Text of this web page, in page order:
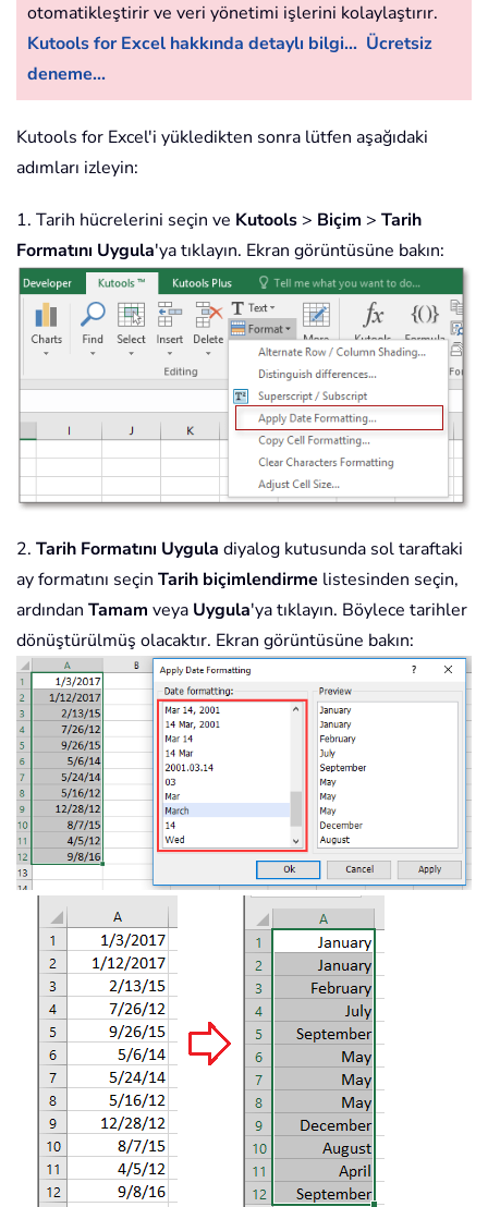
otomatikleştirir ve veri yönetimi işlerini kolaylaştırır.
Kutools for Excel hakkında detaylı bilgi... Ücretsiz
deneme...
Kutools for Excel'i yükledikten sonra lütfen aşağıdaki
adımları izleyin:
1. Tarih hücrelerini seçin ve Kutools > Biçim > Tarih
Formatını Uygula'ya tıklayın. Ekran görüntüsüne bakın:
2. Tarih Formatını Uygula diyalog kutusunda sol taraftaki
ay formatını seçin Tarih biçimlendirme listesinden seçin,
ardından Tamam veya Uygula'ya tıklayın. Böylece tarihler
dönüştürülmüş olacaktır. Ekran görüntüsüne bakın: